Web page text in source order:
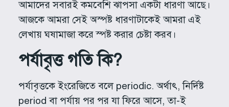
আমাদের সবারই কমবেশি ঝাপসা একটা ধারণা আছে।
আজকে আমরা সেই অস্পষ্ট ধারণাটাকেই আমরা এই
লেখায় ঘষামাজা করে স্পষ্ট করার চেষ্টা করব।
পর্যাবৃত্ত গতি কি?
পর্যাবৃত্তকে ইংরেজিতে বলে periodic. অর্থাৎ, নির্দিষ্ট
period বা পর্যায় পর পর যা ফিরে আসে, তা-ই